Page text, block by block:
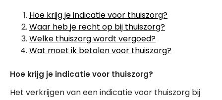
Hoe krijg je indicatie voor thuiszorg?
Waar heb je recht op bij thuiszorg?
Welke thuiszorg wordt vergoed?
Wat moet ik betalen voor thuiszorg?
Hoe krijg je indicatie voor thuiszorg?
Het verkrijgen van een indicatie voor thuiszorg bij